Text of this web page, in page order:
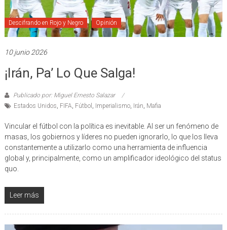
Descifrando en Rojo y Negro Opinión
10 junio 2026
¡Irán, Pa’ Lo Que Salga!
Publicado por: Miguel Ernesto Salazar
Estados Unidos, FIFA, Fútbol , Imperialismo, Irán, Mafia
Vincular el fútbol con la política es inevitable. Al ser un fenómeno de
masas, los gobiernos y líderes no pueden ignorarlo, lo que los lleva
constantemente a utilizarlo como una herramienta de influencia
global y, principalmente, como un amplificador ideológico del status
quo.
Leer más